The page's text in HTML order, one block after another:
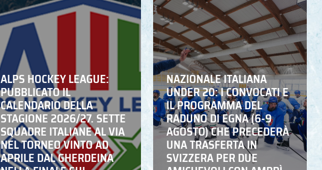
ALPS HOCKEY LEAGUE:
PUBBLICATO IL
CALENDARIO DELLA
STAGIONE 2026/27. SETTE
SQUADRE ITALIANE AL VIA
NEL TORNEO VINTO AD
APRILE DAL GHERDEINA
NAZIONALE ITALIANA
UNDER 20: I CONVOCATI E
IL PROGRAMMA DEL
RADUNO DI EGNA (6-9
AGOSTO) CHE PRECEDERÀ
UNA TRASFERTA IN
SVIZZERA PER DUE